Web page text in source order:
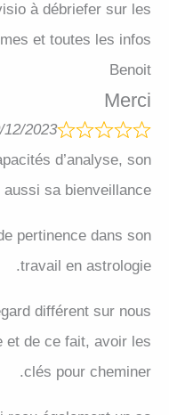
à débriefer sur les
et toutes les infos
Benoit
Merci
12/2023
d’analyse, son
sa bienveillance.
pertinence dans son
travail en astrologie.
différent sur nous
et de ce fait, avoir les
clés pour cheminer.